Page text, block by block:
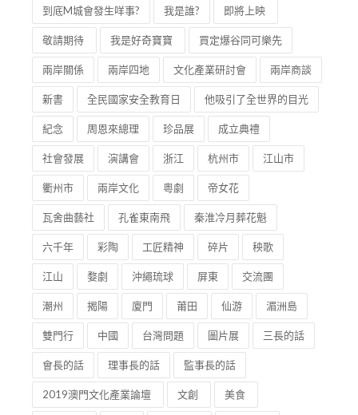
到底M城會發生咩事? 我是誰? 即將上映
敬請期待 我是好奇寶寶 買定爆谷同可樂先
兩岸關係 兩岸四地 文化產業研討會 兩岸商談
新書 全民國家安全教育日 他吸引了全世界的目光
紀念 周恩來總理 珍品展 成立典禮
社會發展 演講會 浙江 杭州市 江山市
衢州市 兩岸文化 粵劇 帝女花
瓦舍曲藝社 孔雀東南飛 秦淮冷月葬花魁
六千年 彩陶 工匠精神 碎片 秧歌
江山 婺劇 沖繩琉球 屏東 交流團
潮州 揭陽 廈門 莆田 仙游 湄洲島
雙門行 中國 台灣問題 圖片展 三長的話
會長的話 理事長的話 監事長的話
2019澳門文化產業論壇 文創 美食